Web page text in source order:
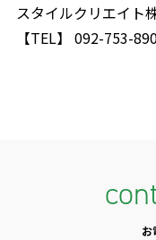
スタイルクリエイト
【TEL】 092-753-
お